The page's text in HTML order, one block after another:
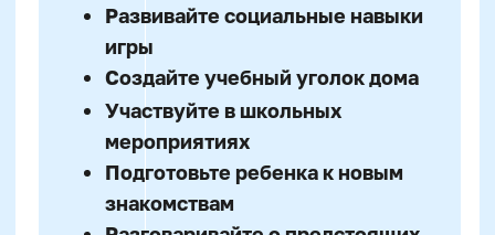
Как развить интерес к
первоклассника